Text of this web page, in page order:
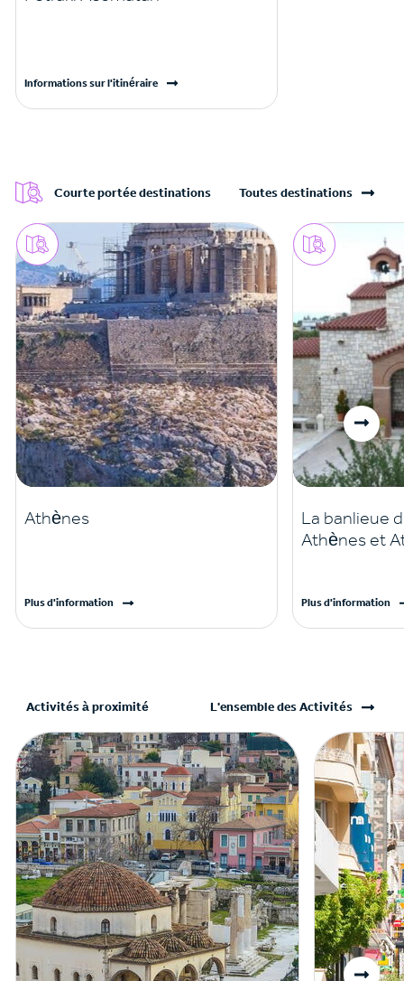
Informations sur l'itinéraire
Courte portée destinations Toutes destinations
Athènes
Plus d'information
La banlieue
Athènes et
Plus d'information
Activités à proximité L'ensemble des Activités